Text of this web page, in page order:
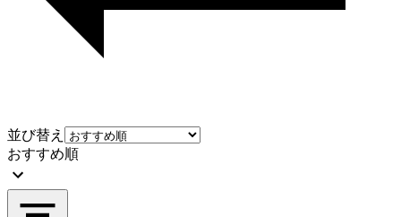
並び替え
おすすめ順